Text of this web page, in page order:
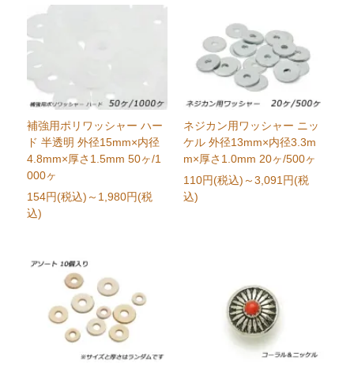
補強用ポリワッシャー ハー
ド 半透明 外径15mm×内径
4.8mm×厚さ1.5mm 50ヶ/1
000ヶ
154円(税込) ～1,980円(税
込)
ネジカン用ワッシャー ニッ
ケル 外径13mm×内径3.3m
m×厚さ1.0mm 20ヶ/500ヶ
110円(税込) ～3,091円(税
込)